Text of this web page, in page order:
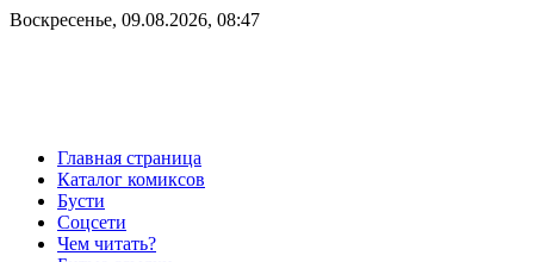
Воскресенье, 09.08.2026, 08:47
Главная страница
Каталог комиксов
Бусти
Соцсети
Чем читать?